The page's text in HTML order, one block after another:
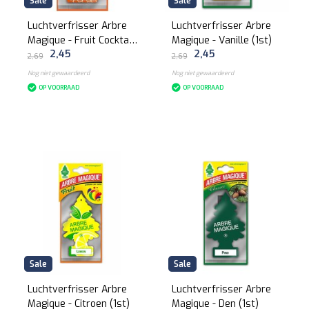
Luchtverfrisser Arbre
Magique - Fruit Cocktail
(1st)
2,69 2,45
Nog niet gewaardeerd
OP VOORRAAD
Luchtverfrisser Arbre
Magique - Vanille (1st)
2,69 2,45
Nog niet gewaardeerd
OP VOORRAAD
Sale
Luchtverfrisser Arbre
Magique - Citroen (1st)
Sale
Luchtverfrisser Arbre
Magique - Den (1st)